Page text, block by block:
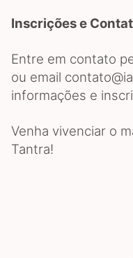
Inscrições e
Entre em contato
ou email
informações e
Venha vivenciar o
Tantra!